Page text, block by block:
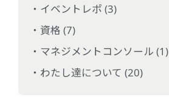
イベントレポ (3)
資格 (7)
マネジメントコンソール (1)
わたし達について (20)